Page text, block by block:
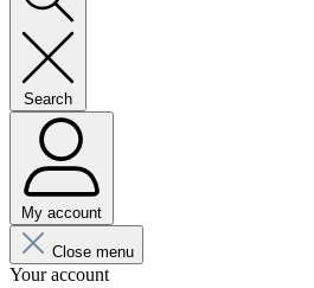
Search
My account
Close menu
Your account